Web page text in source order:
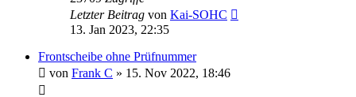
Letzter Beitrag von Kai-SOHC
13. Jan 2023, 22:35
Frontscheibe ohne Prüfnummer
von Frank C » 15. Nov 2022, 18:46